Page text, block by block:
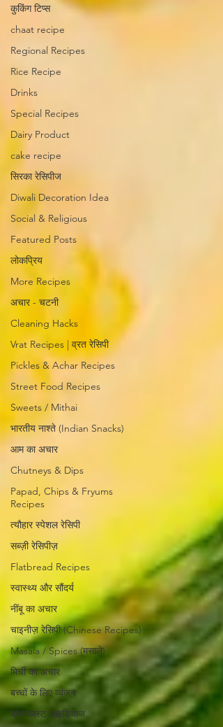
कुकिंग टिप्स
chaat recipe
Regional Recipes
Rice Recipe
Drinks
Special Recipes
Dairy Product
cake recipe
सिरका रेसिपीज
Diwali Decoration Idea
Social & Religious
Featured Posts
लोकप्रिय
More Recipes
अचार - चटनी
Cleaning Hacks
Vrat Recipes | व्रत रेसिपी
Pickles & Achar Recipes
Street Food Recipes
Sweets / Mithai
भारतीय नाश्ते (Indian Snacks)
आम का अचार
Chutneys & Dips
Papad, Chips & Fryums
Recipes
त्यौहार स्पेशल रेसिपी
सब्ज़ी रेसिपीज़
Flatbread Recipes
स्वास्थ्य और सौंदर्य
नींबू का अचार
चाइनीज़ रेसिपी (Chinese Recipes)
Masala / Spices (मसाले)
मिर्ची का अचार
बच्चों के लिए व्यंजन
ब्रेकफास्ट आइडियाज